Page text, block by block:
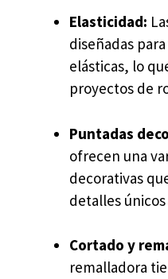
Elasticidad:
diseñadas
elásticas, lo
proyectos de
Puntadas
ofrecen una
decorativas
detalles
Cortado y
remalladora